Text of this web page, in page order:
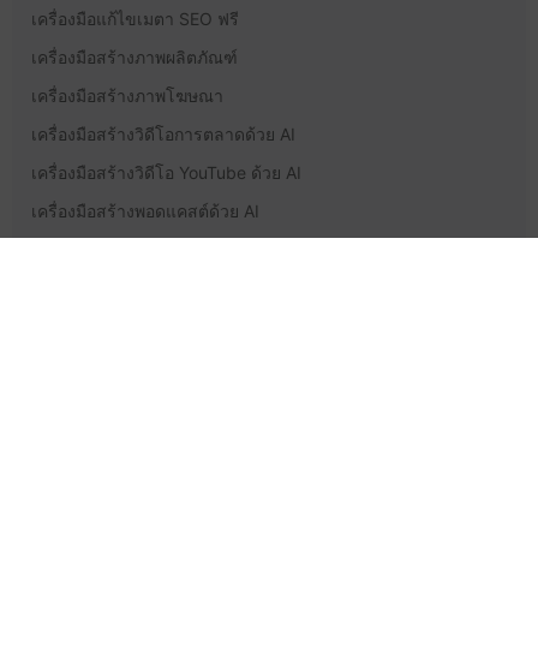
เครื่องมือแก้ไขเมตา SEO ฟรี
เครื่องมือสร้างภาพผลิตภัณฑ์
เครื่องมือสร้างภาพโฆษณา
เครื่องมือสร้างวิดีโอการตลาดด้วย AI
เครื่องมือสร้างวิดีโอ YouTube ด้วย AI
เครื่องมือสร้างพอดแคสต์ด้วย AI